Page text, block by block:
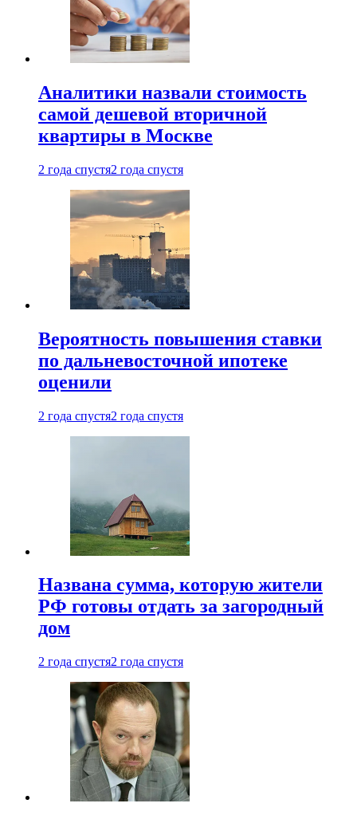
Аналитики назвали стоимость
самой дешевой вторичной
квартиры в Москве
2 года спустя2 года спустя
Вероятность повышения ставки
по дальневосточной ипотеке
оценили
2 года спустя2 года спустя
Названа сумма, которую жители
РФ готовы отдать за загородный
дом
2 года спустя2 года спустя